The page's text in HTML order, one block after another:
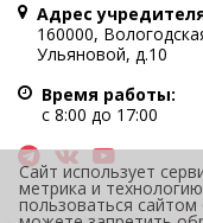
Политика в
При полном или
портала гиперссылка
Редакция не несет
информации,
12+
Адрес
160000,
Ульяновой, д.10
Время работы:
с 8:00 до 17:00
Сайт использует
метрика и
пользоваться